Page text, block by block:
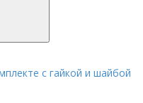
с гайкой и шайбой